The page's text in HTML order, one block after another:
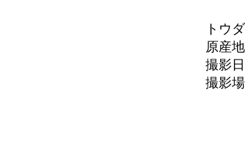
トウ
原産
撮影
撮影